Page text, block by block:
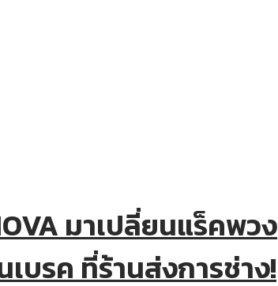
มาเปลี่ยนแร็คพวง
บรค ที่ร้านส่งการช่าง!